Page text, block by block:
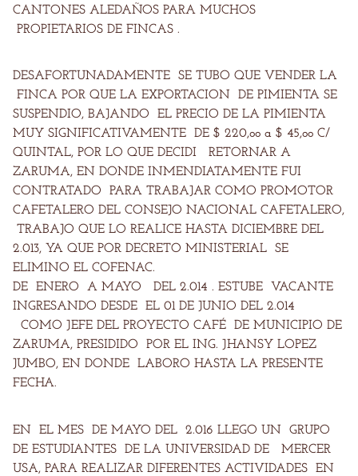
CANTONES ALEDAÑOS PARA MUCHOS
PROPIETARIOS DE FINCAS .
DESAFORTUNADAMENTE SE TUBO QUE VENDER LA
FINCA POR QUE LA EXPORTACION DE PIMIENTA SE
SUSPENDIO, BAJANDO EL PRECIO DE LA PIMIENTA
MUY SIGNIFICATIVAMENTE DE $ 220,oo a $ 45,oo C/
QUINTAL, POR LO QUE DECIDI RETORNAR A
ZARUMA, EN DONDE INMENDIATAMENTE FUI
CONTRATADO PARA TRABAJAR COMO PROMOTOR
CAFETALERO DEL CONSEJO NACIONAL CAFETALERO,
TRABAJO QUE LO REALICE HASTA DICIEMBRE DEL
2.013, YA QUE POR DECRETO MINISTERIAL SE
ELIMINO EL COFENAC.
DE ENERO A MAYO DEL 2.014 . ESTUBE VACANTE
INGRESANDO DESDE EL 01 DE JUNIO DEL 2.014
COMO JEFE DEL PROYECTO CAFÉ DE MUNICIPIO DE
ZARUMA, PRESIDIDO POR EL ING. JHANSY LOPEZ
JUMBO, EN DONDE LABORO HASTA LA PRESENTE
FECHA.
EN EL MES DE MAYO DEL 2.016 LLEGO UN GRUPO
DE ESTUDIANTES DE LA UNIVERSIDAD DE MERCER
USA, PARA REALIZAR DIFERENTES ACTIVIDADES EN